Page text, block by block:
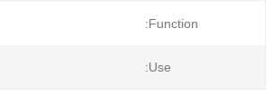
Function:
Use: